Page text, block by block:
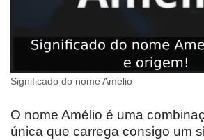
Significado do nome Amelio
O nome Amélio é uma
única que carrega consigo um